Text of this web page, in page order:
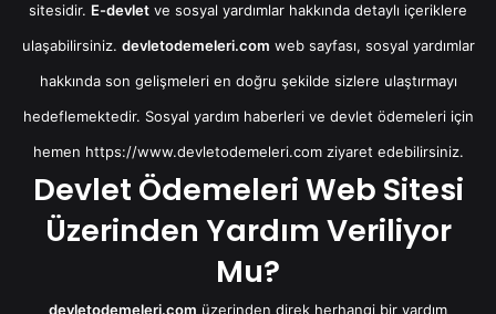
sitesidir. E-devlet ve sosyal yardımlar hakkında detaylı içeriklere
ulaşabilirsiniz. devletodemeleri.com web sayfası, sosyal yardımlar
hakkında son gelişmeleri en doğru şekilde sizlere ulaştırmayı
hedeflemektedir. Sosyal yardım haberleri ve devlet ödemeleri için
hemen https://www.devletodemeleri.comziyaret edebilirsiniz.
Devlet Ödemeleri Web Sitesi
Üzerinden Yardım Veriliyor
Mu?
devletodemeleri.com üzerinden direk herhangi bir yardım